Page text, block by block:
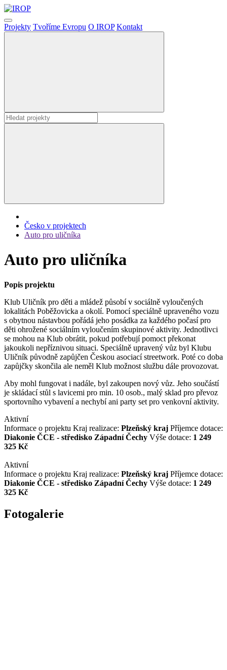
Projekty Tvoříme Evropu O IROP Kontakt
Česko v projektech
Auto pro uličníka
Auto pro uličníka
Popis projektu
Klub Uličník pro děti a mládež působí v sociálně vyloučených
lokalitách Poběžovicka a okolí. Pomocí speciálně upraveného vozu
s obytnou nástavbou pořádá jeho posádka za každého počasí pro
děti ohrožené sociálním vyloučením skupinové aktivity. Jednotlivci
se mohou na Klub obrátit, pokud potřebují pomoct překonat
jakoukoli nepříznivou situaci. Speciálně upravený vůz byl Klubu
Uličník původně zapůjčen Českou asociací streetwork. Poté co doba
zapůjčky skončila ale neměl Klub možnost službu dále provozovat.
Aby mohl fungovat i nadále, byl zakoupen nový vůz. Jeho součástí
je skládací stůl s lavicemi pro min. 10 osob., malý sklad pro převoz
sportovního vybavení a nechybí ani party set pro venkovní aktivity.
Aktivní
Informace o projektu Kraj realizace: Plzeňský kraj Příjemce dotace:
Diakonie ČCE - středisko Západní Čechy Výše dotace: 1 249
325 Kč
Aktivní
Informace o projektu Kraj realizace: Plzeňský kraj Příjemce dotace:
Diakonie ČCE - středisko Západní Čechy Výše dotace: 1 249
325 Kč
Fotogalerie